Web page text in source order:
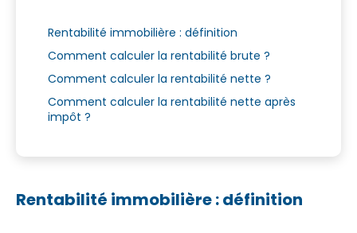
Rentabilité immobilière : définition
Comment calculer la rentabilité brute ?
Comment calculer la rentabilité nette ?
Comment calculer la rentabilité nette après
impôt ?
Rentabilité immobilière : définition